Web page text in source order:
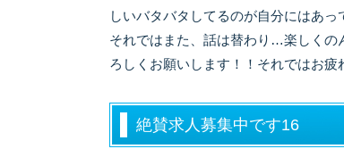
しいバタバタしてるのが自分にはあっ
それではまた、話は替わり…楽しくの
ろしくお願いします！！それではお疲
絶賛求人募集中です16